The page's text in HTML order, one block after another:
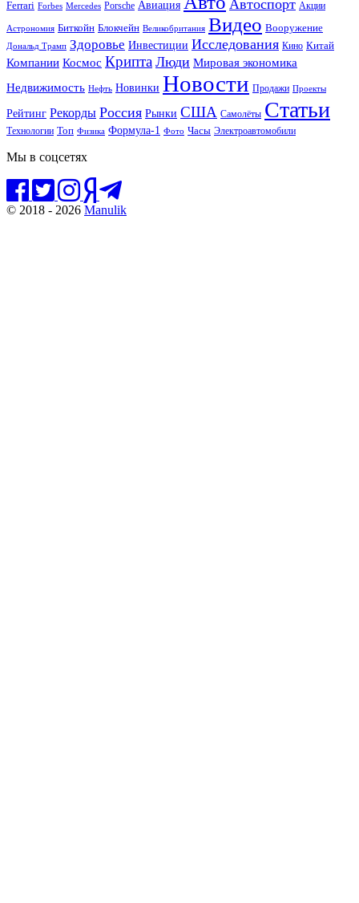
Ferrari Forbes Mercedes Porsche Авиация Автоспорт Акции
Астрономия Биткойн Блокчейн Великобритания Видео Вооружение
Дональд Трамп Здоровье Инвестиции Исследования Кино Китай
Компании Космос Крипта Люди Мировая экономика
Недвижимость Нефть Новинки Новости Продажи Проекты
Рейтинг Рекорды Россия Рынки США Самолёты Статьи
Технологии Топ Физика Формула-1 Фото Часы Электроавтомобили
Мы в соцсетях
© 2018 - 2026 Manulik